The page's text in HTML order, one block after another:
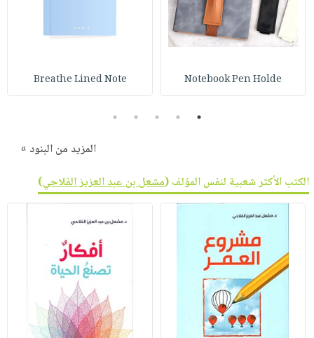
Notebook Pen Holde
Breathe Lined Note
1
2
3
4
5
المزيد من البنود »
الكتب الأكثر شعبية لنفس المؤلف (مشعل بن عبد العزيز الفلاحي)